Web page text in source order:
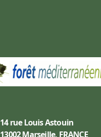
14 rue Louis Astouin
13002 Marseille, FRANCE